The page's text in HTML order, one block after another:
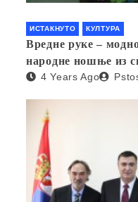
ИСТАКНУТО КУЛТУРА
Вредне руке –
народне ношње из
4 Years Ago